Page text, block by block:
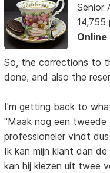
Senior
14,755
Online
So, the corrections to
done, and also the
I'm getting back to
"Maak nog een
professioneler vindt
Ik kan mijn klant dan
kan hij kiezen uit twee